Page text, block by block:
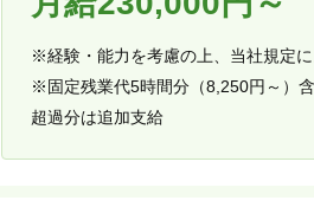
※経験・能力を考慮の上、当社規定に
※固定残業代5時間分（8,250円～）含
超過分は追加支給